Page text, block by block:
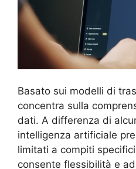
Basato sui modelli di
concentra sulla
dati. A differenza di
intelligenza artificiale
limitati a compiti
consente flessibilità e